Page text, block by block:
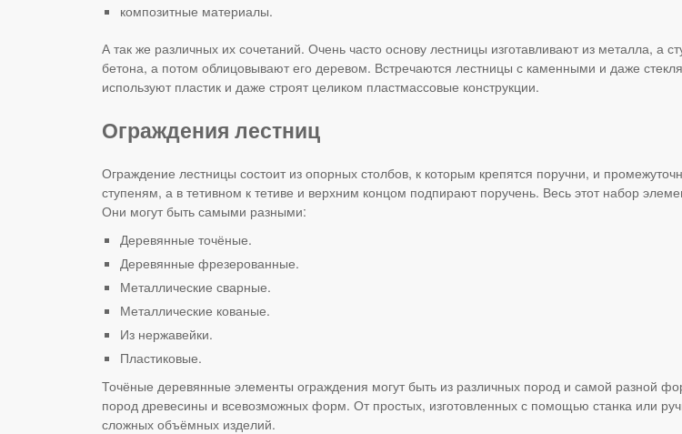
композитные материалы.
А так же различных их сочетаний. Очень часто основу лестницы изготавливают из металла, а
бетона, а потом облицовывают его деревом. Встречаются лестницы с каменными и даже
используют пластик и даже строят целиком пластмассовые конструкции.
Ограждения лестниц
Ограждение лестницы состоит из опорных столбов, к которым крепятся поручни, и
ступеням, а в тетивном к тетиве и верхним концом подпирают поручень. Весь этот набор
Они могут быть самыми разными:
Деревянные точёные.
Деревянные фрезерованные.
Металлические сварные.
Металлические кованые.
Из нержавейки.
Пластиковые.
Точёные деревянные элементы ограждения могут быть из различных пород и самой разной
пород древесины и всевозможных форм. От простых, изготовленных с помощью станка или
сложных объёмных изделий.